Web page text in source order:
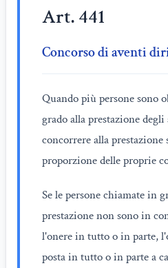
Art. 441
Concorso di aventi
Quando più persone sono
grado alla prestazione
concorrere alla prestazione
proporzione delle proprie
Se le persone chiamate in
prestazione non sono in
l'onere in tutto o in parte,
posta in tutto o in parte a